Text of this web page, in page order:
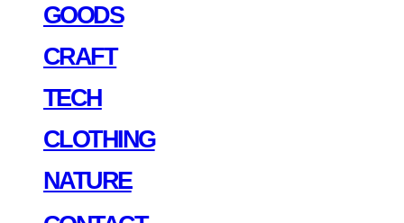
GOODS
CRAFT
TECH
CLOTHING
NATURE